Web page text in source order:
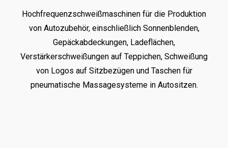
Hochfrequenzschweißmaschinen für die Produktion
von Autozubehör, einschließlich Sonnenblenden,
Gepäckabdeckungen, Ladeflächen,
Verstärkerschweißungen auf Teppichen, Schweißung
von Logos auf Sitzbezügen und Taschen für
pneumatische Massagesysteme in Autositzen.